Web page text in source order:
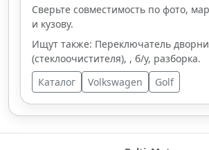
Сверьте совместимость по фото,
и кузову.
Ищут также: Переключатель
(стеклоочистителя), , б/у, разборка.
Каталог
Volkswagen Golf